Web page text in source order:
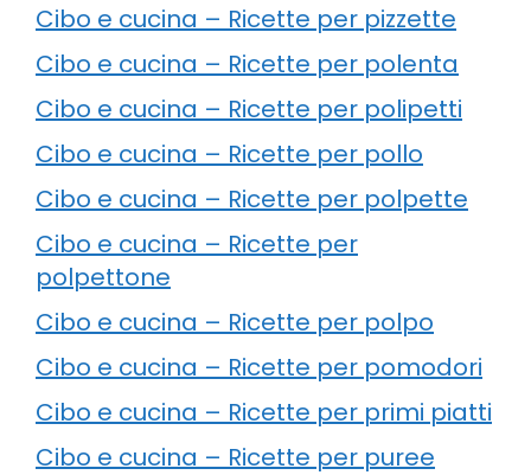
Cibo e cucina – Ricette per pizzette
Cibo e cucina – Ricette per polenta
Cibo e cucina – Ricette per polipetti
Cibo e cucina – Ricette per pollo
Cibo e cucina – Ricette per polpette
Cibo e cucina – Ricette per
polpettone
Cibo e cucina – Ricette per polpo
Cibo e cucina – Ricette per pomodori
Cibo e cucina – Ricette per primi piatti
Cibo e cucina – Ricette per puree